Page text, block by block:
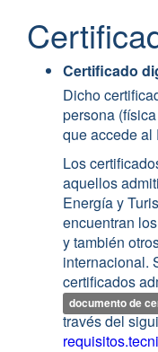
Certificado
Dicho
persona
que accede al
Los
aquellos
Energía y
encuentran
y también
internacional.
certificados
documento de
través del